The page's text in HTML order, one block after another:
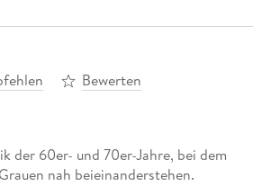
Bewerten
der 60er- und 70er-Jahre, bei dem
nah beieinanderstehen.